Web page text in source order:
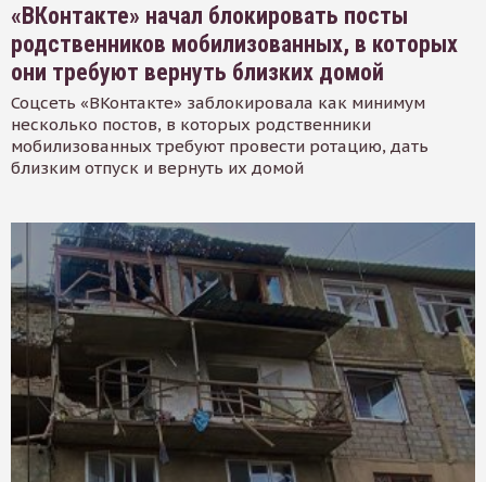
«ВКонтакте» начал блокировать посты
родственников мобилизованных, в которых
они требуют вернуть близких домой
Соцсеть «ВКонтакте» заблокировала как минимум
несколько постов, в которых родственники
мобилизованных требуют провести ротацию, дать
близким отпуск и вернуть их домой